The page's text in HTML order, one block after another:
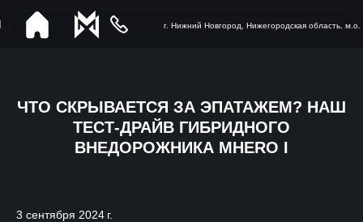
г. Нижний Новгород, Нижегородская область,
ЧТО СКРЫВАЕТСЯ ЗА ЭПАТАЖЕМ? НАШ
ТЕСТ-ДРАЙВ ГИБРИДНОГО
ВНЕДОРОЖНИКА MHERO I
3 сентября 2024 г.